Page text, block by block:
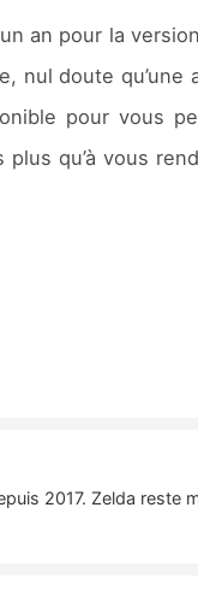
an pour la
nul doute qu’une
pour vous
qu’à vous
2017. Zelda reste